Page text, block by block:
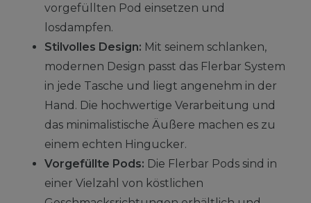
vorgefüllten Pod einsetzen und
losdampfen.
Stilvolles Design: Mit seinem schlanken,
modernen Design passt das Flerbar System
in jede Tasche und liegt angenehm in der
Hand. Die hochwertige Verarbeitung und
das minimalistische Äußere machen es zu
einem echten Hingucker.
Vorgefüllte Pods: Die Flerbar Pods sind in
einer Vielzahl von köstlichen